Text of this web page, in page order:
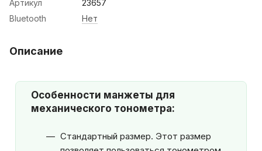
Артикул
23657
Bluetooth
Нет
Описание
Особенности манжеты для
механического тонометра:
Стандартный размер. Этот размер